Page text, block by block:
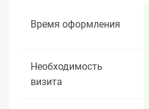
Время оформления
Необходимость
визита